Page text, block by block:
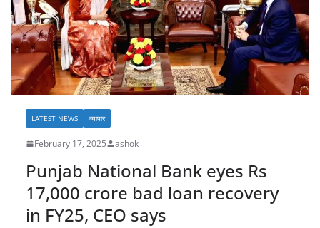
LATEST NEWS व्यापार
February 17, 2025 ashok
Punjab National Bank eyes Rs
17,000 crore bad loan recovery
in FY25, CEO says